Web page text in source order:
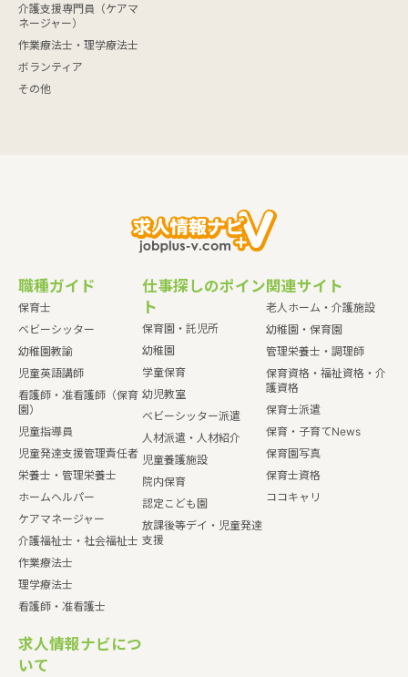
介護支援専門員（ケアマ
ネージャー）
作業療法士・理学療法士
ボランティア
その他
職種ガイド
保育士
ベビーシッター
幼稚園教諭
児童英語講師
看護師・准看護師（保育
園）
児童指導員
児童発達支援管理責任者
栄養士・管理栄養士
ホームヘルパー
ケアマネージャー
介護福祉士・社会福祉士
作業療法士
理学療法士
看護師・准看護士
仕事探しのポイン
ト
保育園・託児所
幼稚園
学童保育
幼児教室
ベビーシッター派遣
人材派遣・人材紹介
児童養護施設
院内保育
認定こども園
放課後等デイ・児童発達
支援
関連サイト
老人ホーム・介護施設
幼稚園・保育園
管理栄養士・調理師
保育資格・福祉資格・介
護資格
保育士派遣
保育・子育てNews
保育園写真
保育士資格
ココキャリ
求人情報ナビにつ
いて